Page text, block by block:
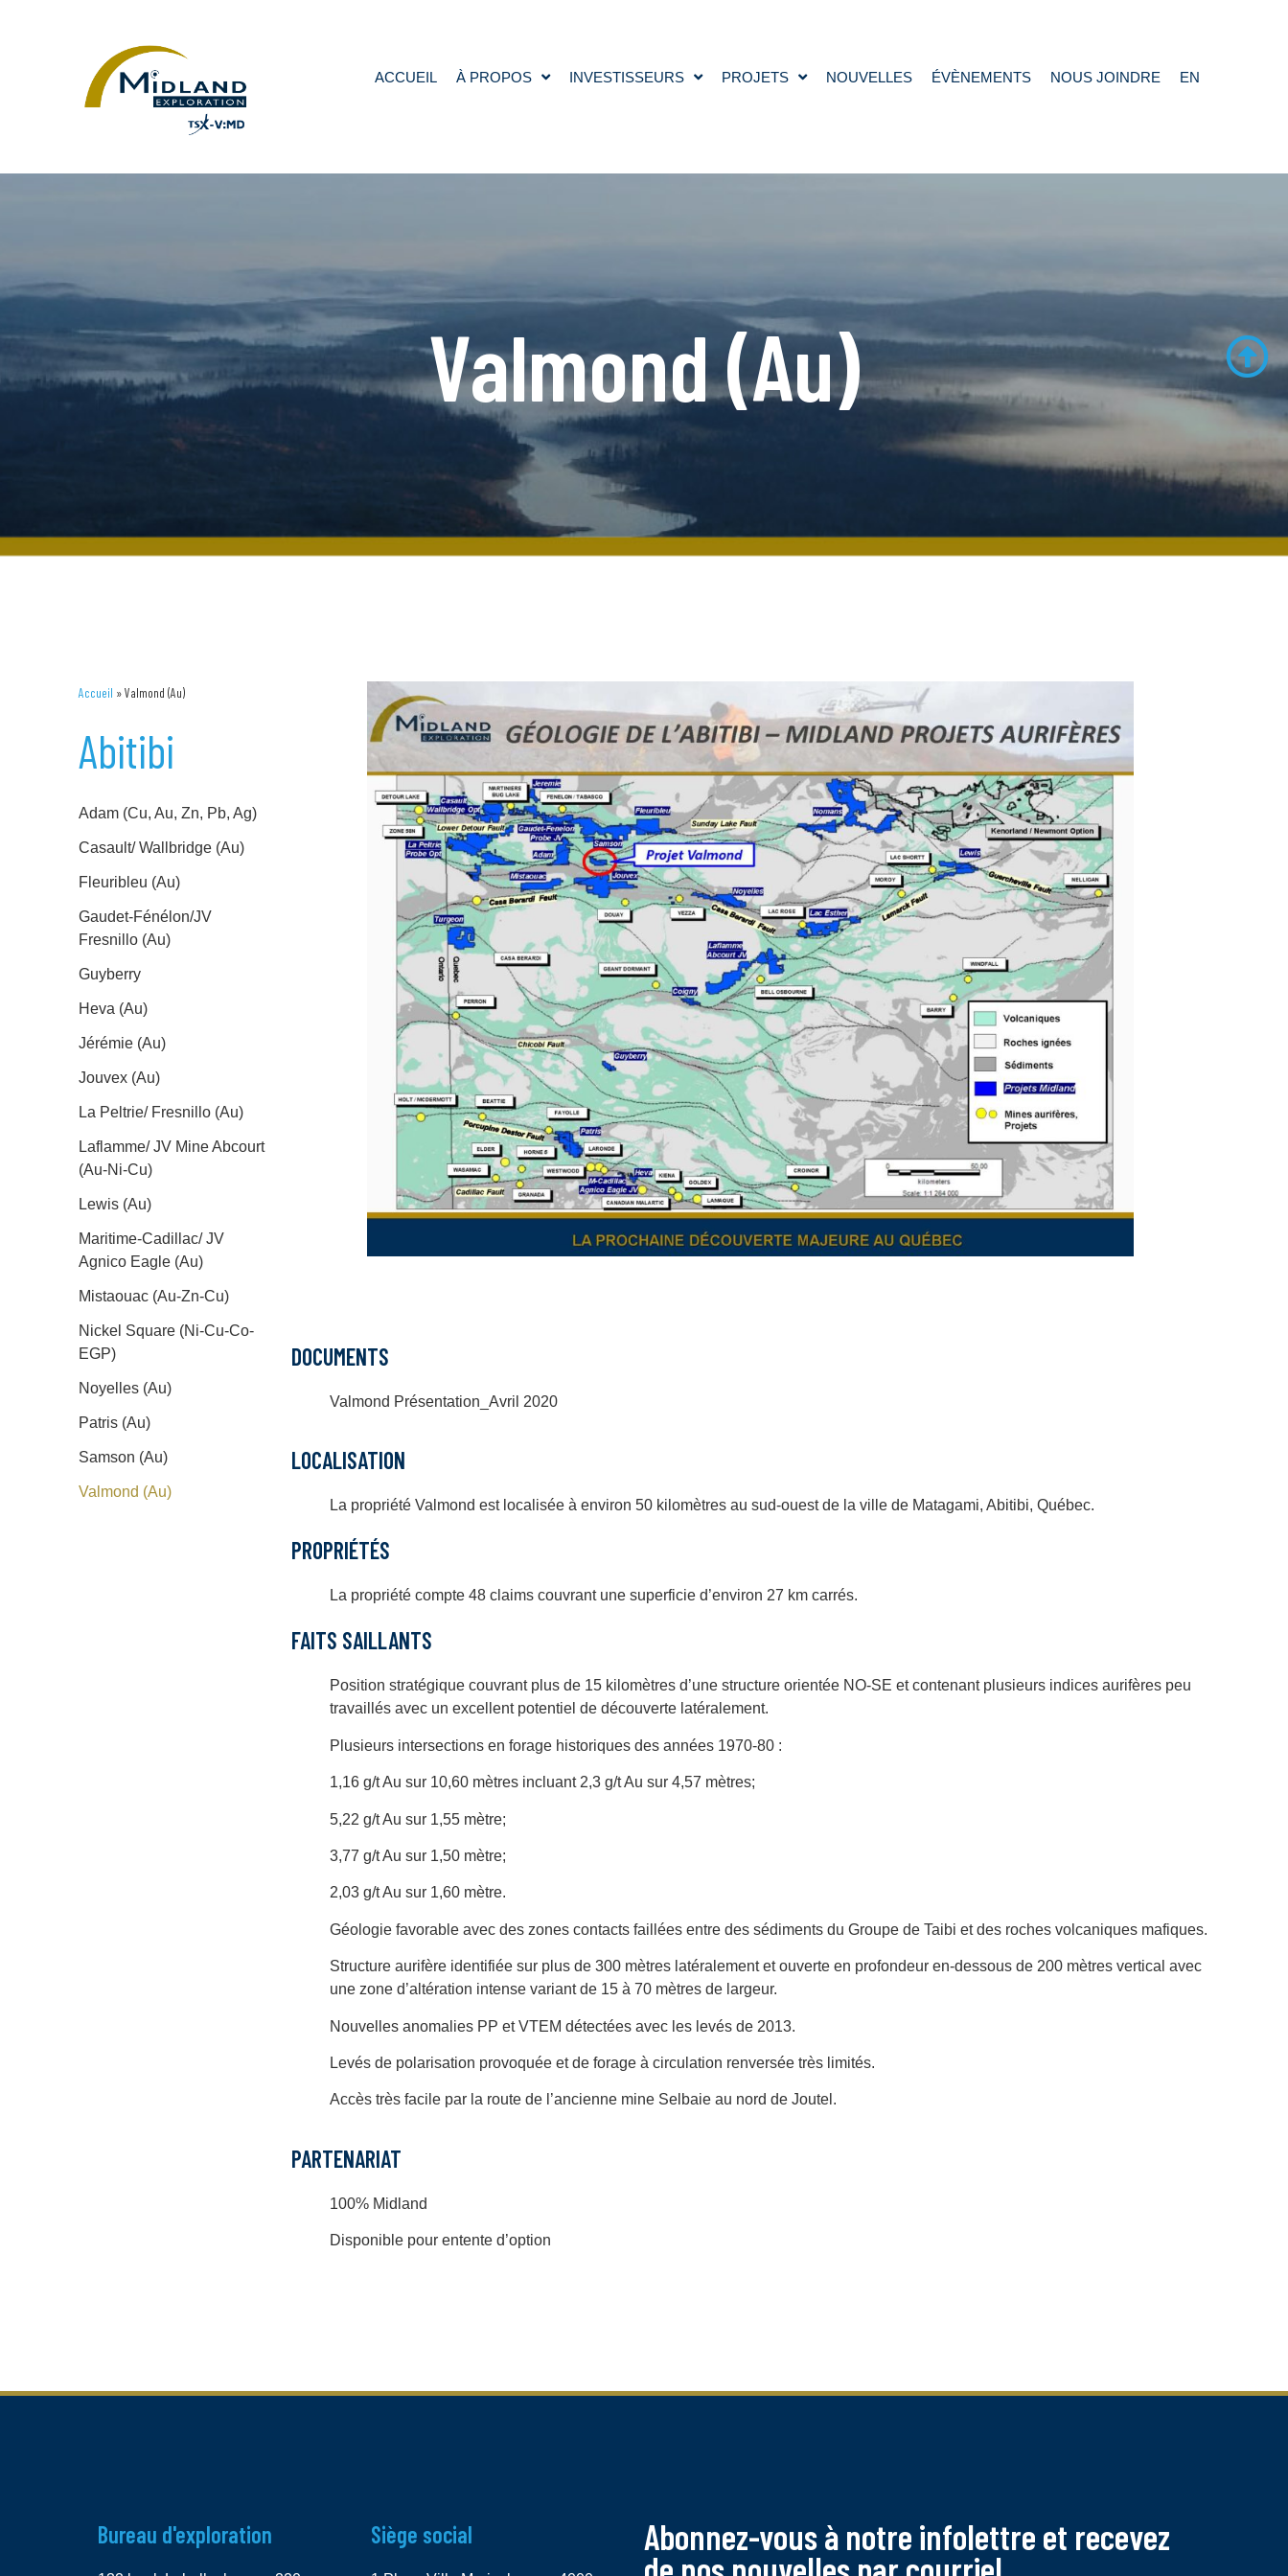
ACCUEIL À PROPOS INVESTISSEURS PROJETS NOUVELLES ÉVÈNEMENTS NOUS JOINDRE EN
Valmond (Au)
Accueil »Valmond (Au)
Abitibi
Adam (Cu, Au, Zn, Pb, Ag)
Casault/ Wallbridge (Au)
Fleuribleu (Au)
Gaudet-Fénélon/JV
Fresnillo (Au)
Guyberry
Heva (Au)
Jérémie (Au)
Jouvex (Au)
La Peltrie/ Fresnillo (Au)
Laflamme/ JV Mine Abcourt
(Au-Ni-Cu)
Lewis (Au)
Maritime-Cadillac/ JV
Agnico Eagle (Au)
Mistaouac (Au-Zn-Cu)
Nickel Square (Ni-Cu-Co-
EGP)
Noyelles (Au)
Patris (Au)
Samson (Au)
Valmond (Au)
DOCUMENTS
Valmond Présentation_Avril 2020
LOCALISATION
La propriété Valmond est localisée à environ 50 kilomètres au sud-ouest de la ville de Matagami, Abitibi, Québec.
PROPRIÉTÉS
La propriété compte 48 claims couvrant une superficie d’environ 27 km carrés.
FAITS SAILLANTS
Position stratégique couvrant plus de 15 kilomètres d’une structure orientée NO-SE et contenant plusieurs indices aurifères peu
travaillés avec un excellent potentiel de découverte latéralement.
Plusieurs intersections en forage historiques des années 1970-80 :
1,16 g/t Au sur 10,60 mètres incluant 2,3 g/t Au sur 4,57 mètres;
5,22 g/t Au sur 1,55 mètre;
3,77 g/t Au sur 1,50 mètre;
2,03 g/t Au sur 1,60 mètre.
Géologie favorable avec des zones contacts faillées entre des sédiments du Groupe de Taibi et des roches volcaniques mafiques.
Structure aurifère identifiée sur plus de 300 mètres latéralement et ouverte en profondeur en-dessous de 200 mètres vertical avec
une zone d’altération intense variant de 15 à 70 mètres de largeur.
Nouvelles anomalies PP et VTEM détectées avec les levés de 2013.
Levés de polarisation provoquée et de forage à circulation renversée très limités.
Accès très facile par la route de l’ancienne mine Selbaie au nord de Joutel.
PARTENARIAT
100% Midland
Disponible pour entente d’option
Bureau d'exploration Siège social Abonnez-vous à notre infolettre et recevez